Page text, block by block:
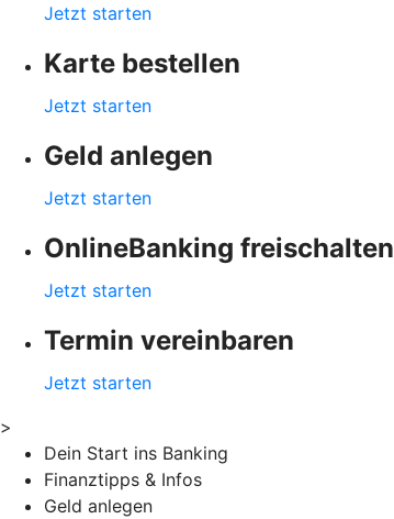
Jetzt starten
Karte bestellen
Jetzt starten
Geld anlegen
Jetzt starten
OnlineBanking freischalten
Jetzt starten
Termin vereinbaren
Jetzt starten
>
Dein Start ins Banking
Finanztipps & Infos
Geld anlegen